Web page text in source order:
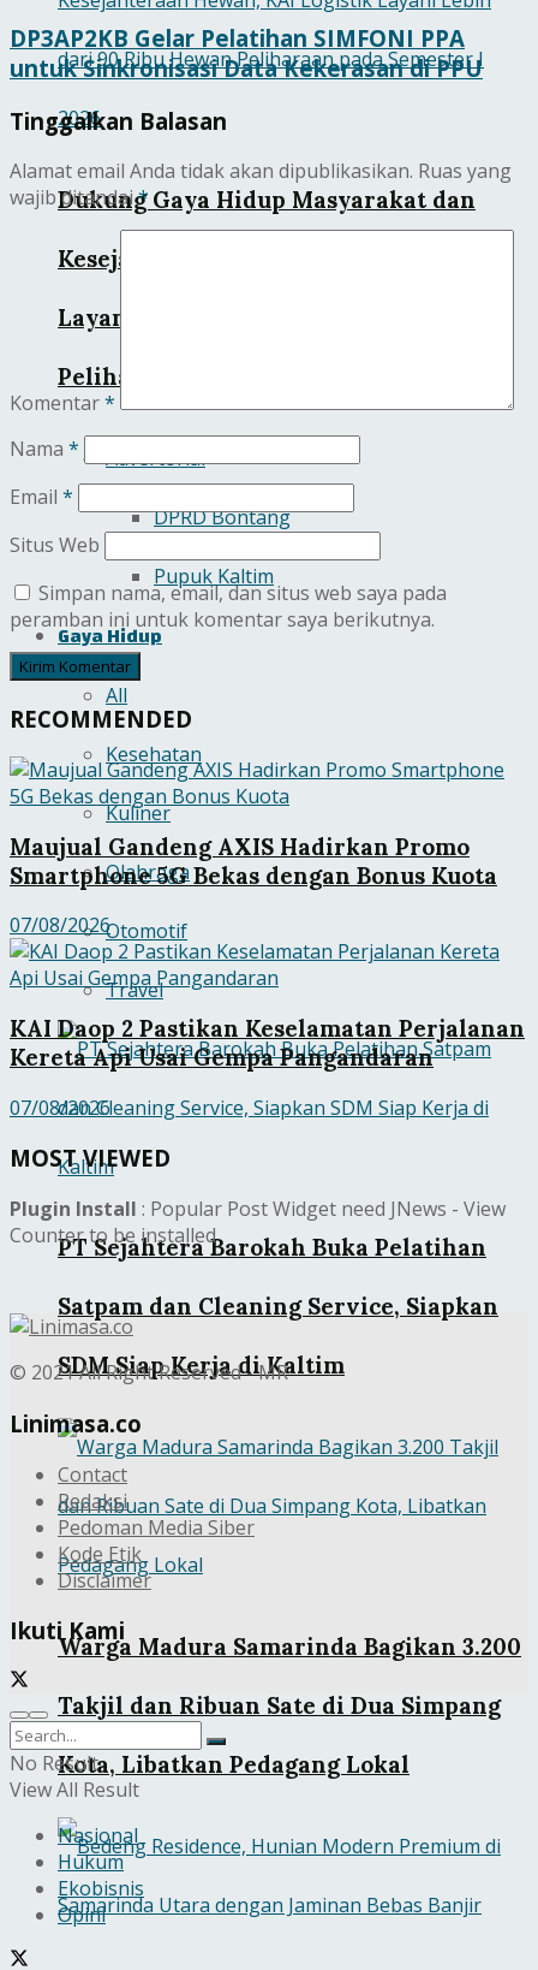
Dukung Gaya Hidup Masyarakat dan
Kesejahteraan Hewan, KAI Logistik
Layani Lebih dari 90 Ribu Hewan
Peliharaan pada Semester I 2026
Advertorial
DPRD Bontang
Pupuk Kaltim
Gaya Hidup
All
Kesehatan
Kuliner
Olahraga
Otomotif
Travel
PT Sejahtera Barokah Buka Pelatihan
Satpam dan Cleaning Service, Siapkan
SDM Siap Kerja di Kaltim
Warga Madura Samarinda Bagikan 3.200
Takjil dan Ribuan Sate di Dua Simpang
Kota, Libatkan Pedagang Lokal
DP3AP2KB Gelar Pelatihan SIMFONI PPA
untuk Sinkronisasi Data Kekerasan di PPU
Tinggalkan Balasan
Alamat email Anda tidak akan dipublikasikan. Ruas yang
wajib ditandai*
Komentar*
Nama *
Email *
Situs Web
Simpan nama, email, dan situs web saya pada
peramban ini untuk komentar saya berikutnya.
RECOMMENDED
Maujual Gandeng AXIS Hadirkan Promo
Smartphone 5G Bekas dengan Bonus Kuota
07/08/2026
KAI Daop 2 Pastikan Keselamatan Perjalanan
Kereta Api Usai Gempa Pangandaran
07/08/2026
MOST VIEWED
Plugin Install : Popular Post Widget need JNews - View
Counter to be installed
© 2021 All Right Reserved - MR
Linimasa.co
Contact
Redaksi
Pedoman Media Siber
Kode Etik
Disclaimer
Ikuti Kami
No Result
View All Result
Nasional
Hukum
Ekobisnis
Opini